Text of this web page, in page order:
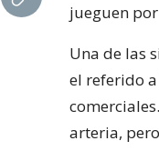
jueguen
Una de las
el referido
arteria,